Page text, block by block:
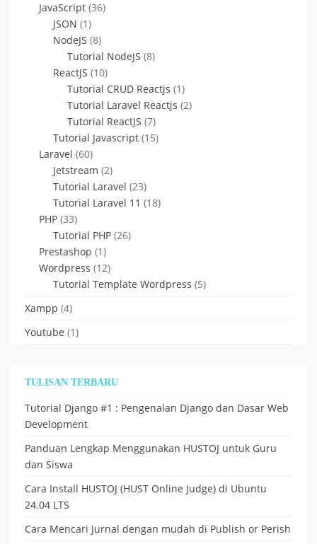
JavaScript (36)
JSON (1)
NodeJS (8)
Tutorial NodeJS (8)
ReactJS (10)
Tutorial CRUD Reactjs (1)
Tutorial Laravel Reactjs (2)
Tutorial ReactJS (7)
Tutorial Javascript (15)
Laravel (60)
Jetstream (2)
Tutorial Laravel (23)
Tutorial Laravel 11 (18)
PHP (33)
Tutorial PHP (26)
Prestashop (1)
Wordpress (12)
Tutorial Template Wordpress (5)
Xampp (4)
Youtube (1)
TULISAN TERBARU
Tutorial Django #1 : Pengenalan Django dan Dasar Web
Development
Panduan Lengkap Menggunakan HUSTOJ untuk Guru
dan Siswa
Cara Install HUSTOJ (HUST Online Judge) di Ubuntu
24.04 LTS
Cara Mencari Jurnal dengan mudah di Publish or Perish